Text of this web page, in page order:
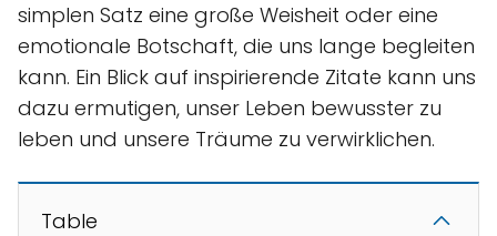
simplen Satz eine große Weisheit oder eine
emotionale Botschaft, die uns lange begleiten
kann. Ein Blick auf inspirierende Zitate kann uns
dazu ermutigen, unser Leben bewusster zu
leben und unsere Träume zu verwirklichen.
Table